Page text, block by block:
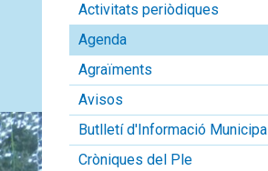
Activitats periòdiques
Agenda
Agraïments
Avisos
Butlletí d'Informació Municipal
Cròniques del Ple